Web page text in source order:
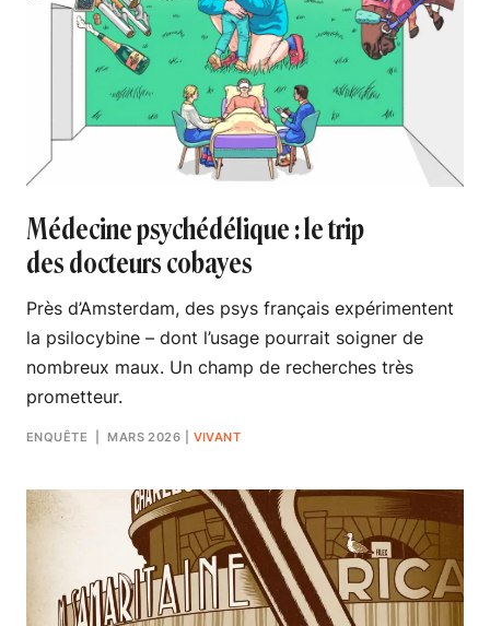
Médecine psychédélique : le trip
des docteurs cobayes
Près d’Amsterdam, des psys français expérimentent
la psilocybine – dont l’usage pourrait soigner de
nombreux maux. Un champ de recherches très
prometteur.
ENQUÊTE | MARS 2026 VIVANT